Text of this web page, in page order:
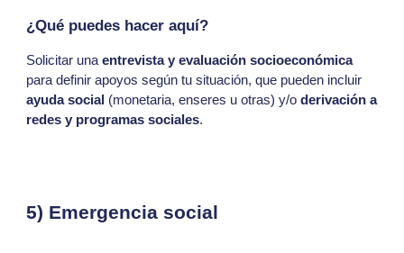
¿Qué puedes hacer aquí?
Solicitar unaentrevista y evaluación socioeconómica
para definir apoyos según tu situación, que pueden incluir
ayuda social (monetaria, enseres u otras) y/oderivación a
redes y programas sociales.
5) Emergencia social